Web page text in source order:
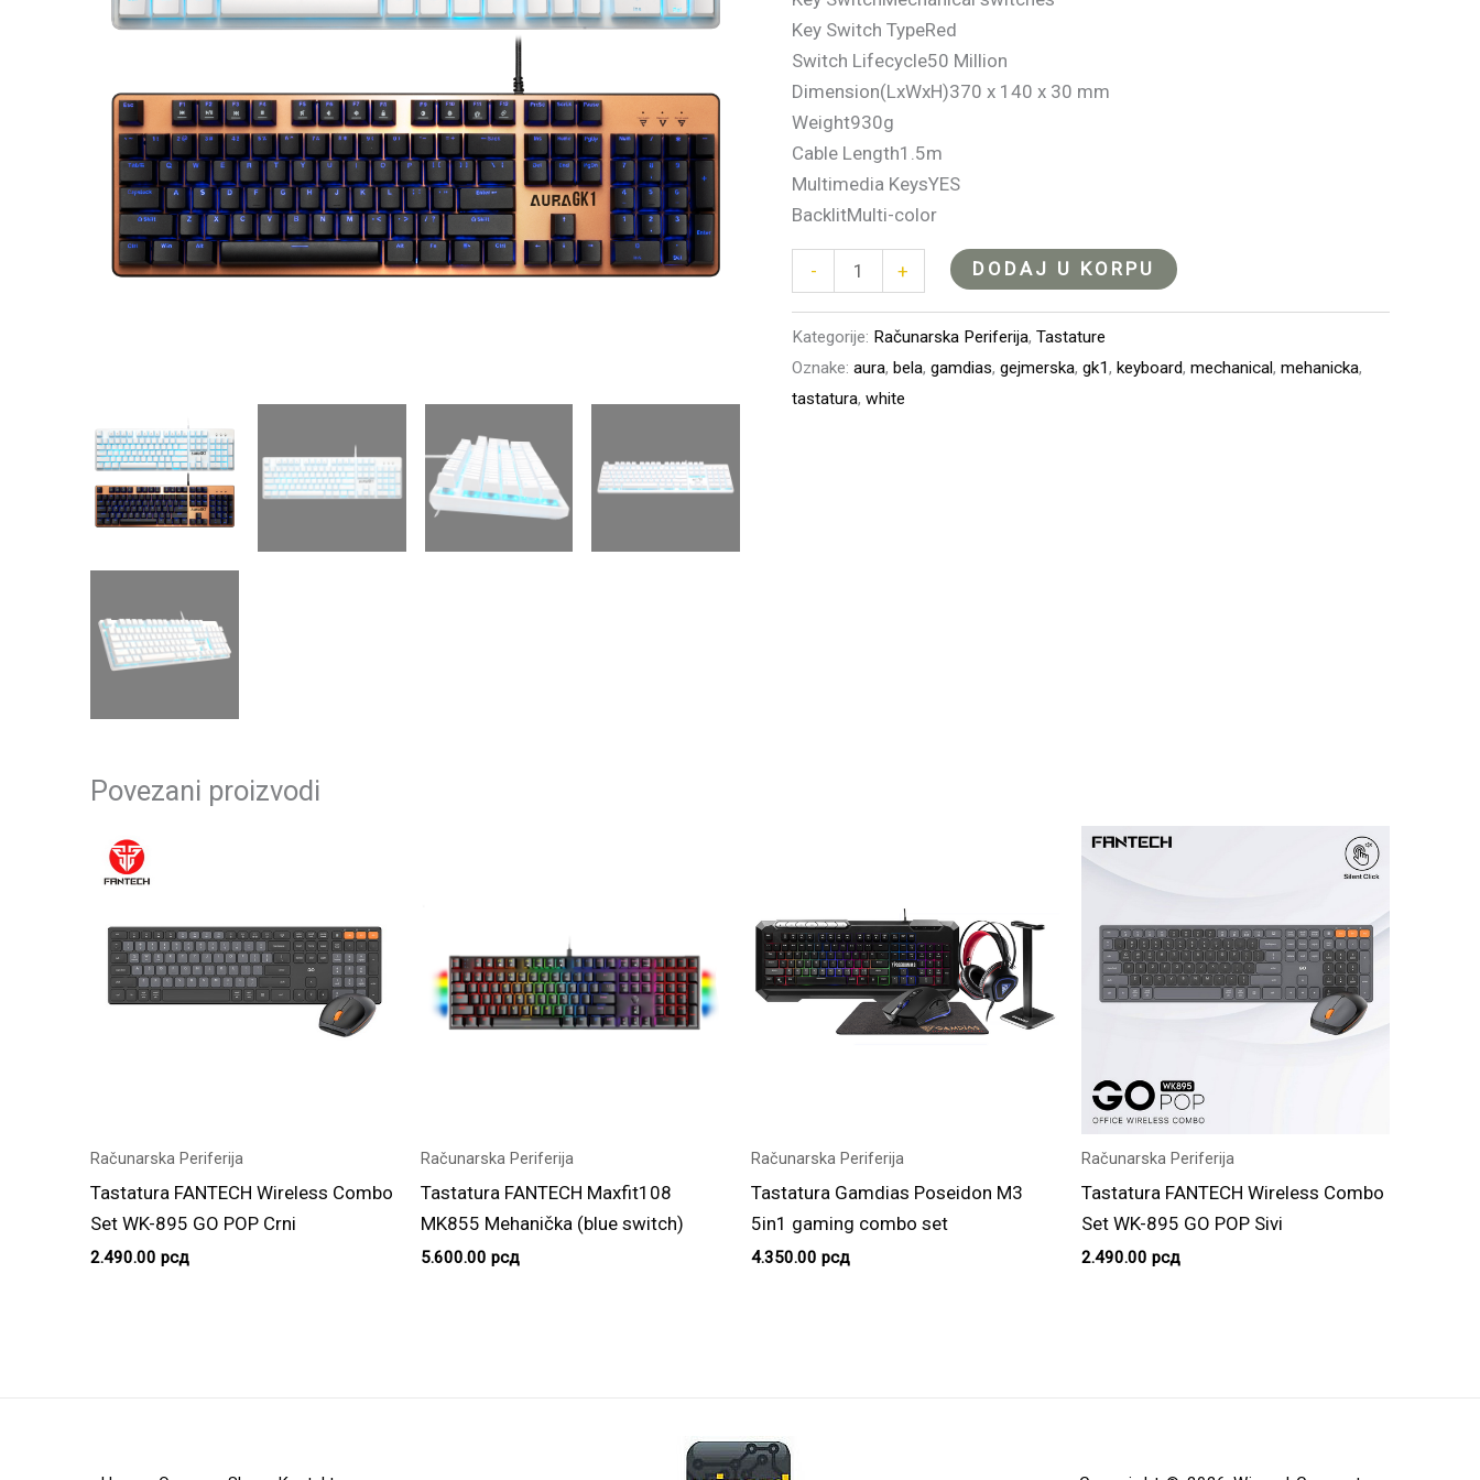
Key Switch TypeRed
Switch Lifecycle50 Million
Dimension(LxWxH)370 x 140 x 30 mm
Weight930g
Cable Length1.5m
Multimedia KeysYES
BacklitMulti-color
-
količina
+ DODAJ U KORPU
Kategorije: Računarska Periferija,Tastature
Oznake:aura,bela,gamdias,gejmerska,gk1,keyboard,mechanical,mehanicka,
tastatura,white
Povezani proizvodi
Računarska Periferija
Tastatura FANTECH Wireless Combo
Set WK-895 GO POP Crni
2.490.00 рсд
Računarska Periferija
Tastatura FANTECH Maxfit108
MK855 Mehanička (blue switch)
5.600.00 рсд
Računarska Periferija
Tastatura Gamdias Poseidon M3
5in1 gaming combo set
4.350.00 рсд
Računarska Periferija
Tastatura FANTECH Wireless Combo
Set WK-895 GO POP Sivi
2.490.00 рсд